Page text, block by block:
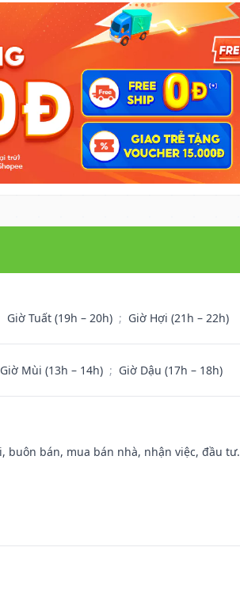
Giờ Tuất (19h – 20h) ; Giờ Hợi (21h – 22h)
Giờ Mùi (13h – 14h) ; Giờ Dậu (17h – 18h)
buôn bán, mua bán nhà, nhận việc, đầu tư.